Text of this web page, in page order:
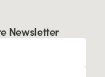
Newsletter